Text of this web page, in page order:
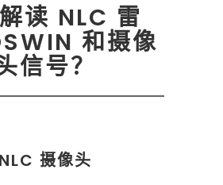
读 NLC 雷
和摄像
信号？
NLC 摄像头